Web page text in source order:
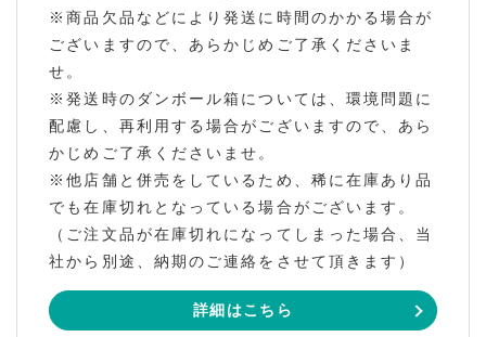
※商品欠品などにより発送に時間のかかる場合が
ございますので、あらかじめご了承くださいま
せ。
※発送時のダンボール箱については、環境問題に
配慮し、再利用する場合がございますので、あら
かじめご了承くださいませ。
※他店舗と併売をしているため、稀に在庫あり品
でも在庫切れとなっている場合がございます。
（ご注文品が在庫切れになってしまった場合、当
社から別途、納期のご連絡をさせて頂きます）
詳細はこちら